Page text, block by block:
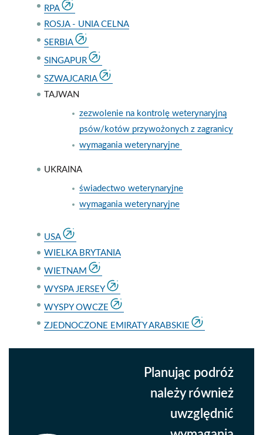
RPA
ROSJA - UNIA CELNA
SERBIA
SINGAPUR
SZWAJCARIA
TAJWAN
zezwolenie na kontrolę weterynaryjną
psów/kotów przywożonych z zagranicy
wymagania weterynaryjne
UKRAINA
świadectwo weterynaryjne
wymagania weterynaryjne
USA
WIELKA BRYTANIA
WIETNAM
WYSPA JERSEY
WYSPY OWCZE
ZJEDNOCZONE EMIRATY ARABSKIE
Planując podróż
należy również
uwzględnić